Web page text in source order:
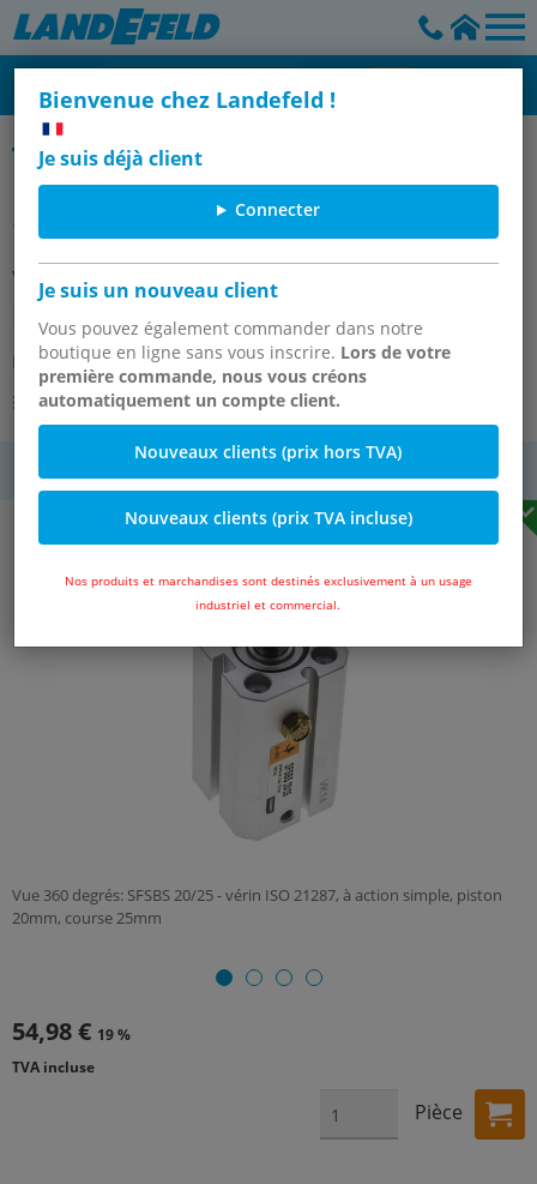
Bienvenue chez Landefeld !
Je suis déjà client
Connecter
Je suis un nouveau client
Vous pouvez également commander dans notre
boutique en ligne sans vous inscrire. Lors de votre
première commande, nous vous créons
automatiquement un compte client.
Nouveaux clients (prix hors TVA)
Nouveaux clients (prix TVA incluse)
Nos produits et marchandises sont destinés exclusivement à un usage
industriel et commercial.
Vérin compact à simple effet, ISO 21287 (Eco-Line)
vérin ISO 21287, à action simple,
piston 20mm, course 25mm
Numéro de l'article: SFSBS 20/25
Autres variantes de l'article
TVA
Vue 360 degrés: SFSBS 20/25 - vérin ISO 21287, à action simple, piston
20mm, course 25mm
54,98 € 19 %
TVA incluse
Pièce